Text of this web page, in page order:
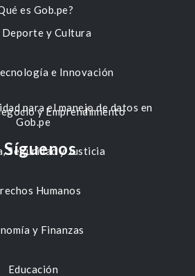
y Cultura
e Innovación
y Emprendimiento
Seguridad y Justicia
Humanos
y Finanzas
Educación
es Gob.pe?
para el manejo de datos en
Gob.pe
Síguenos